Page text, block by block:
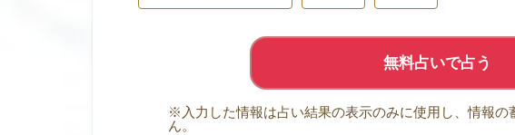
無料占いで占う
※入力した情報は占い結果の表示のみに使用し、情報の
ん。